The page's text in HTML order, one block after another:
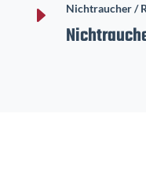
E Nichtraucher /